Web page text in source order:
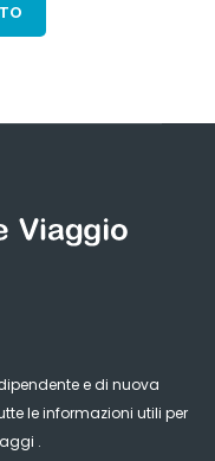
e di nuova
le informazioni utili per
.